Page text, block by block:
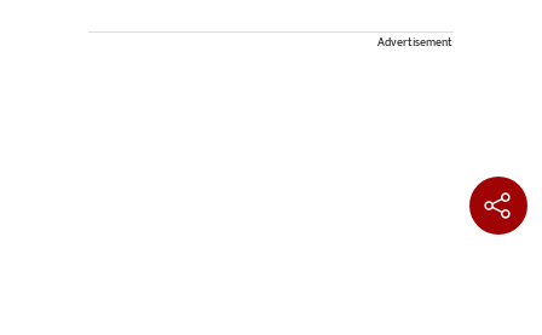
Advertisement